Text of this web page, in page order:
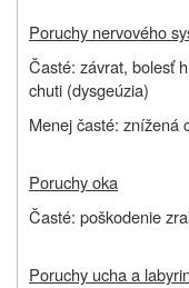
Poruchy nervového
Časté: závrat, bolesť
chuti (dysgeúzia)
Menej časté: znížená
Poruchy oka
Časté: poškodenie
Poruchy ucha a